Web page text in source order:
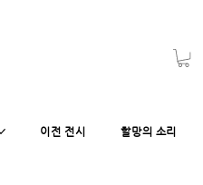
이전 전시 할망의 소리